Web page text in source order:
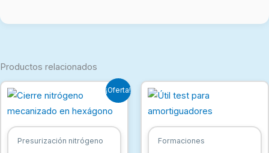
Productos relacionados
¡Oferta!
Presurización nitrógeno
precio
original
1,45 €.
precio
actual
es:
0,97 €.
Formaciones